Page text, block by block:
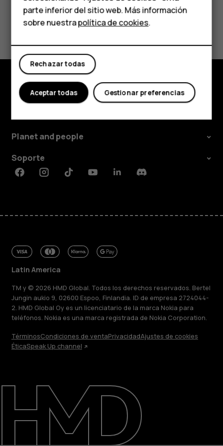
Comprar
Mi cuenta
Reparar, reutilizar, reciclar
Sostenibilidad
Soporte
Latin America
¿Te ha parecido útil?
Sí No
Comprar
Planet and people
Soporte
FacebookInstagramTiktokYoutubeLinkedinDiscord
Latin America
TM y © 2026 HMD Global. Todos los derechos reservados. Bertel
Jungin aukio 9, 02600 Espoo, Finlandia. ID de empresa 2724044-
2. HMD Global Oy es un licenciatario de la marca Nokia para
teléfonos. Nokia es una marca registrada de Nokia Corporation.
TérminosCondiciones de ventaPrivacidadAjustes de cookies
ÉticaSpeak Up channel
parte inferior del sitio web. Más información
sobre nuestrapolítica de cookies.
Rechazar todas
Gestionar preferencias
Aceptar todas